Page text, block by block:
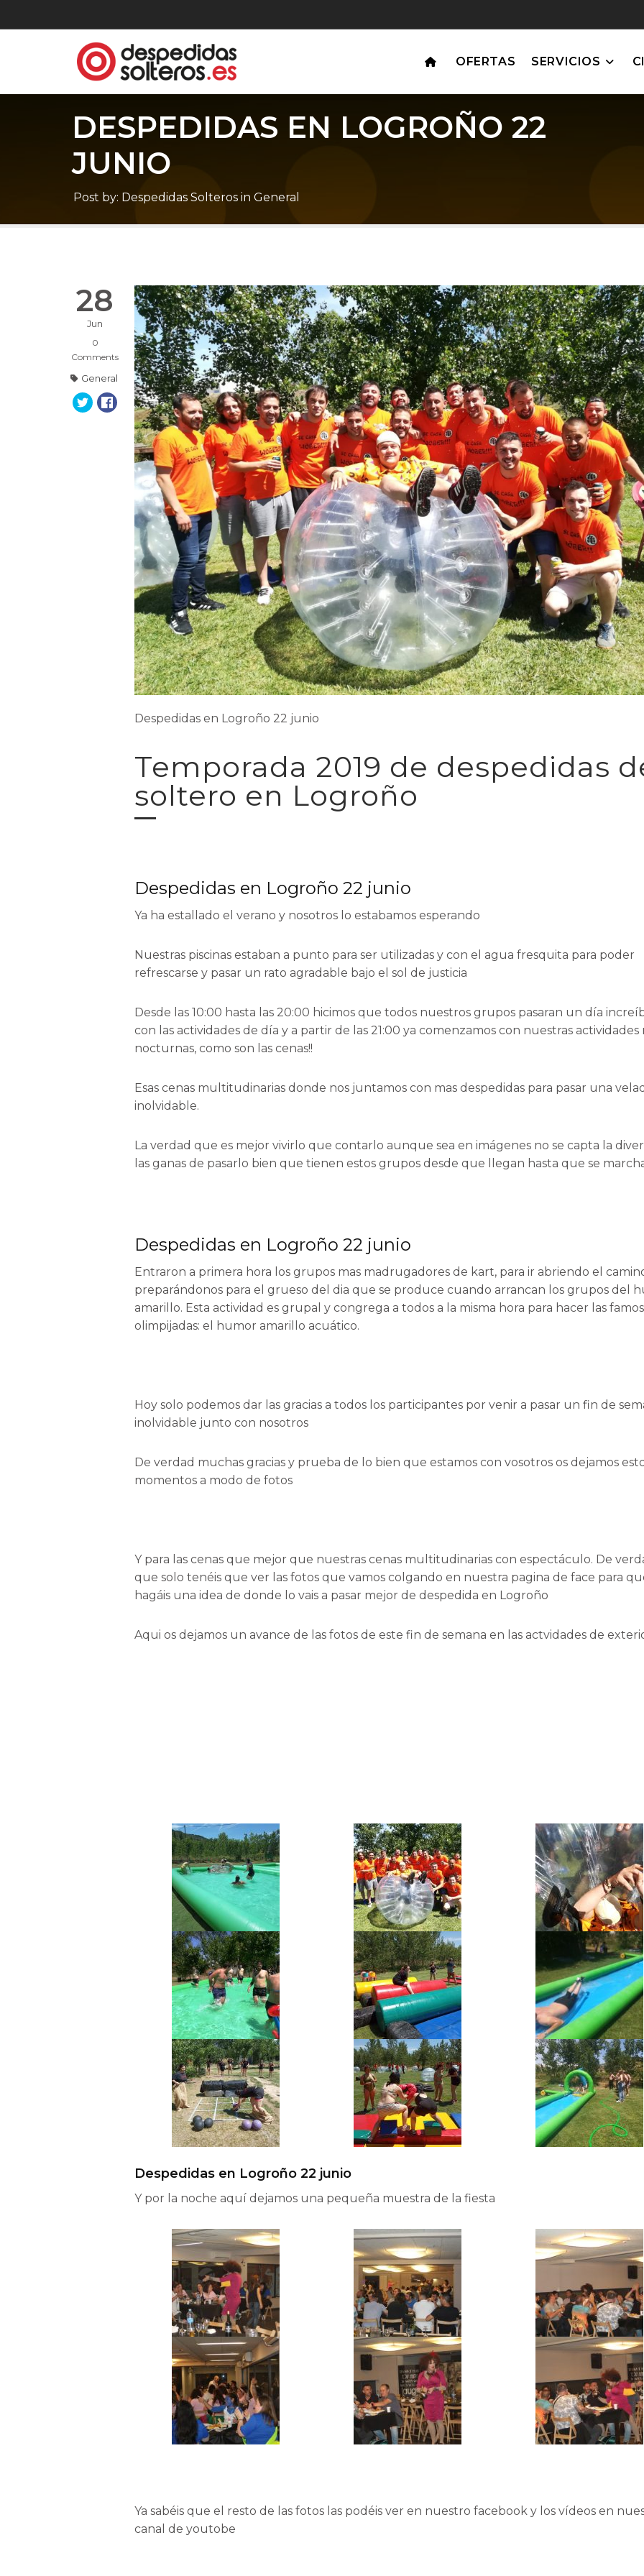
OFERTAS SERVICIOS
DESPEDIDAS EN LOGROÑO 22
JUNIO
Post by: Despedidas Solteros in General
28
Jun
0
Comments
General
Despedidas en Logroño 22 junio
Temporada 2019 de despedidas
soltero en Logroño
Despedidas en Logroño 22 junio
Ya ha estallado el verano y nosotros lo estabamos esperando
Nuestras piscinas estaban a punto para ser utilizadas y con el agua fresquita para poder
refrescarse y pasar un rato agradable bajo el sol de justicia
Desde las 10:00 hasta las 20:00 hicimos que todos nuestros grupos pasaran un día
con las actividades de día y a partir de las 21:00 ya comenzamos con nuestras actividades
nocturnas, como son las cenas!!
Esas cenas multitudinarias donde nos juntamos con mas despedidas para pasar una
inolvidable.
La verdad que es mejor vivirlo que contarlo aunque sea en imágenes no se capta la
las ganas de pasarlo bien que tienen estos grupos desde que llegan hasta que se
Despedidas en Logroño 22 junio
Entraron a primera hora los grupos mas madrugadores de kart, para ir abriendo el
preparándonos para el grueso del dia que se produce cuando arrancan los grupos del
amarillo. Esta actividad es grupal y congrega a todos a la misma hora para hacer las
olimpijadas: el humor amarillo acuático.
Hoy solo podemos dar las gracias a todos los participantes por venir a pasar un fin de
inolvidable junto con nosotros
De verdad muchas gracias y prueba de lo bien que estamos con vosotros os dejamos
momentos a modo de fotos
Y para las cenas que mejor que nuestras cenas multitudinarias con espectáculo. De
que solo tenéis que ver las fotos que vamos colgando en nuestra pagina de face para
hagáis una idea de donde lo vais a pasar mejor de despedida en Logroño
Aqui os dejamos un avance de las fotos de este fin de semana en las actvidades de
Despedidas en Logroño 22 junio
Y por la noche aquí dejamos una pequeña muestra de la fiesta
Ya sabéis que el resto de las fotos las podéis ver en nuestro facebook y los vídeos en
canal de youtobe